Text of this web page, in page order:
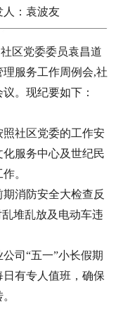
：袁波友
区党委委员袁昌道
服务工作周例会,社
。现纪要如下：
照社区党委的工作安
服务中心及世纪民
。
消防安全大检查反
堆乱放及电动车违
司“五一”小长假期
有专人值班，确保